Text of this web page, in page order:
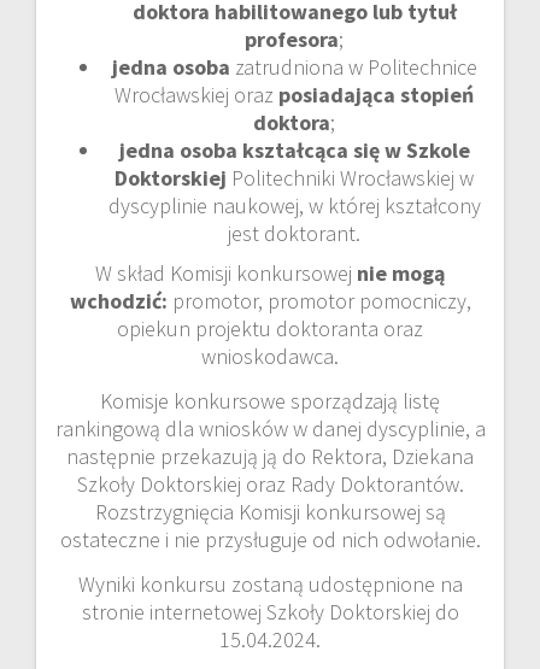
doktora habilitowanego lub tytuł
profesora;
jedna osoba zatrudniona w Politechnice
Wrocławskiej oraz posiadająca stopień
doktora;
jedna osoba kształcąca się w Szkole
Doktorskiej Politechniki Wrocławskiej w
dyscyplinie naukowej, w której kształcony
jest doktorant.
W skład Komisji konkursowej nie mogą
wchodzić: promotor, promotor pomocniczy,
opiekun projektu doktoranta oraz
wnioskodawca.
Komisje konkursowe sporządzają listę
rankingową dla wniosków w danej dyscyplinie, a
następnie przekazują ją do Rektora, Dziekana
Szkoły Doktorskiej oraz Rady Doktorantów.
Rozstrzygnięcia Komisji konkursowej są
ostateczne i nie przysługuje od nich odwołanie.
Wyniki konkursu zostaną udostępnione na
stronie internetowej Szkoły Doktorskiej do
15.04.2024.